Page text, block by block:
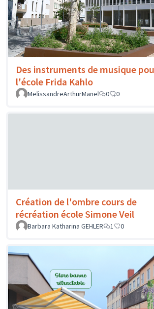
Des instruments de musique
l'école Frida Kahlo
MelissandreArthurManel
0 0
Création de l'ombre cours de
récréation école Simone Veil
Barbara Katharina GEHLER
1 0